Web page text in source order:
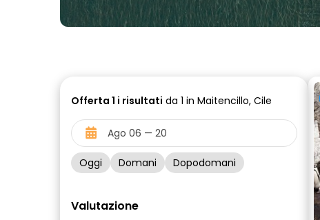
Offerta 1 i risultati da 1 in Maitencillo, Cile
Oggi Domani Dopodomani
Valutazione